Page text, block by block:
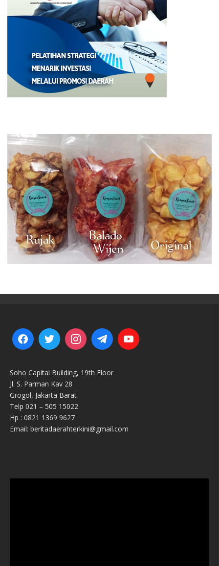
Soho Capital Building, 19th Floor
Jl. S. Parman Kav 28
Grogol, Jakarta Barat
Telp 021 – 505 15022
Hp : 0821 1369 9627
Email: beritadaerahterkini@gmail.com